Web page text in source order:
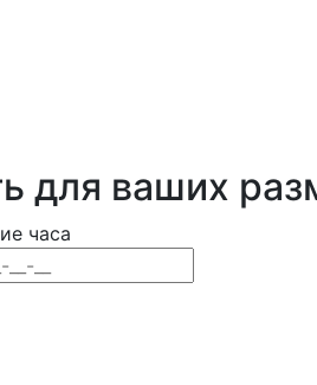
для ваших
часа